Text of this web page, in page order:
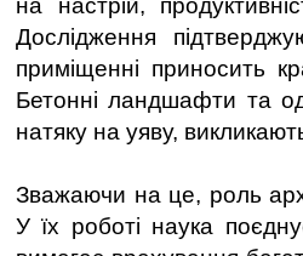
на настрій,
Дослідження
приміщенні приносить
Бетонні ландшафти та
натяку на уяву,
Зважаючи на це, роль
У їх роботі наука